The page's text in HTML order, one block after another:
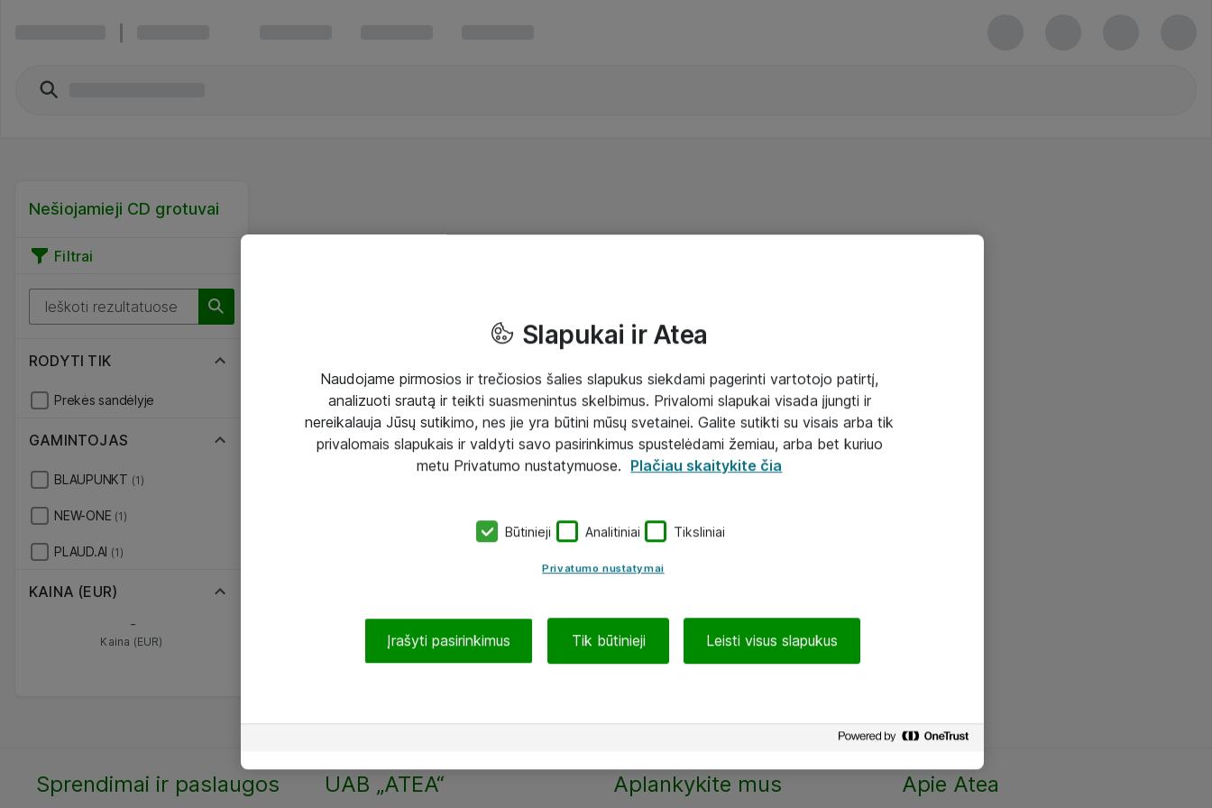
Nešiojamieji CD grotuvai
Filtrai
RODYTI TIK
Prekės sandėlyje
GAMINTOJAS
BLAUPUNKT (1)
NEW-ONE (1)
PLAUD.AI (1)
KAINA (EUR)
-
Kaina (EUR)
Sprendimai ir paslaugos UAB „ATEA“ Aplankykite mus Apie Atea
Slapukai ir Atea
Naudojame pirmosios ir trečiosios šalies slapukus siekdami pagerinti vartotojo patirtį,
analizuoti srautą ir teikti suasmenintus skelbimus. Privalomi slapukai visada įjungti ir
nereikalauja Jūsų sutikimo, nes jie yra būtini mūsų svetainei. Galite sutikti su visais arba tik
privalomais slapukais ir valdyti savo pasirinkimus spustelėdami žemiau, arba bet kuriuo
metu Privatumo nustatymuose. Plačiau skaitykite čia
Būtinieji Analitiniai Tiksliniai
Privatumo nustatymai
Įrašyti pasirinkimus Tik būtinieji Leisti visus slapukus